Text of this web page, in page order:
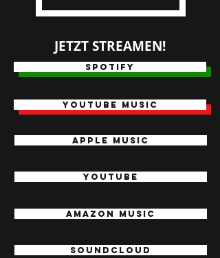
JETZT STREAMEN!
Spotify
youtube music
apple music
YouTUbe
AMAZON MUSIC
soundcloud